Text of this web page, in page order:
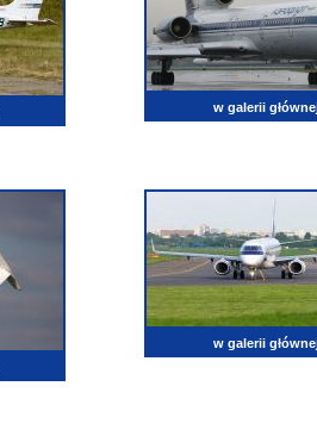
w galerii
w galerii